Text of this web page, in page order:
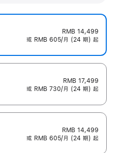
RMB 14,499
或 RMB 605/月 (24 期) 起
RMB 17,499
或 RMB 730/月 (24 期) 起
RMB 14,499
或 RMB 605/月 (24 期) 起